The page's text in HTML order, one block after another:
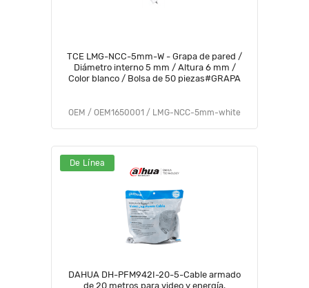
TCE LMG-NCC-5mm-W - Grapa de pared /
Diámetro interno 5 mm / Altura 6 mm /
Color blanco / Bolsa de 50 piezas#GRAPA
OEM / OEM1650001 / LMG-NCC-5mm-white
De Línea
DAHUA DH-PFM942I-20-5-Cable armado
de 20 metros para video y energía,